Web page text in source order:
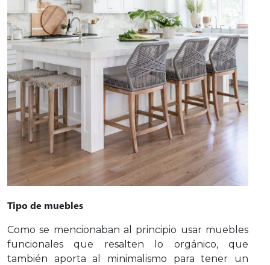
Tipo de muebles
Como se mencionaban al principio usar muebles
funcionales que resalten lo orgánico, que
también aporta al minimalismo para tener un